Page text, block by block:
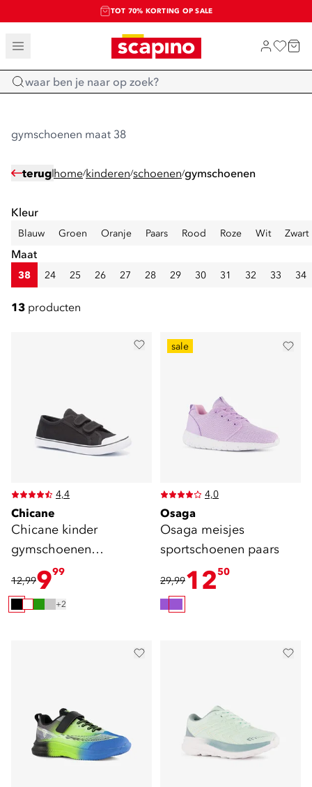
SALE: LAATSTE KANS!
SHOP NIEUW
Home
gymschoenen maat 38
terug home/kinderen/schoenen/gymschoenen
Kleur
Blauw Groen Oranje Paars Rood Roze Wit Zwart
Maat
38 24 25 26 27 28 29 30 31 32 33 34
13 producten
4,4
Chicane
Chicane kinder
gymschoenen
klittenband zwart
12,99999
+2
sale
4,0
Osaga
Osaga meisjes
sportschoenen paars
29,991250